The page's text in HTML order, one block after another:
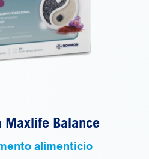
Maxlife Balance
alimenticio